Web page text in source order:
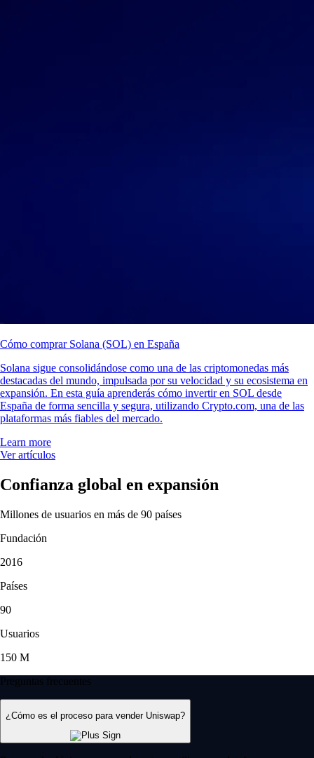
Cómo comprar Solana (SOL) en España
Solana sigue consolidándose como una de las criptomonedas más
destacadas del mundo, impulsada por su velocidad y su ecosistema en
expansión. En esta guía aprenderás cómo invertir en SOL desde
España de forma sencilla y segura, utilizando Crypto.com, una de las
plataformas más fiables del mercado.
Learn more
Ver artículos
Confianza global en expansión
Millones de usuarios en más de 90 países
Fundación
2016
Países
90
Usuarios
150 M
Preguntas frecuentes
¿Cómo es el proceso para vender Uniswap?